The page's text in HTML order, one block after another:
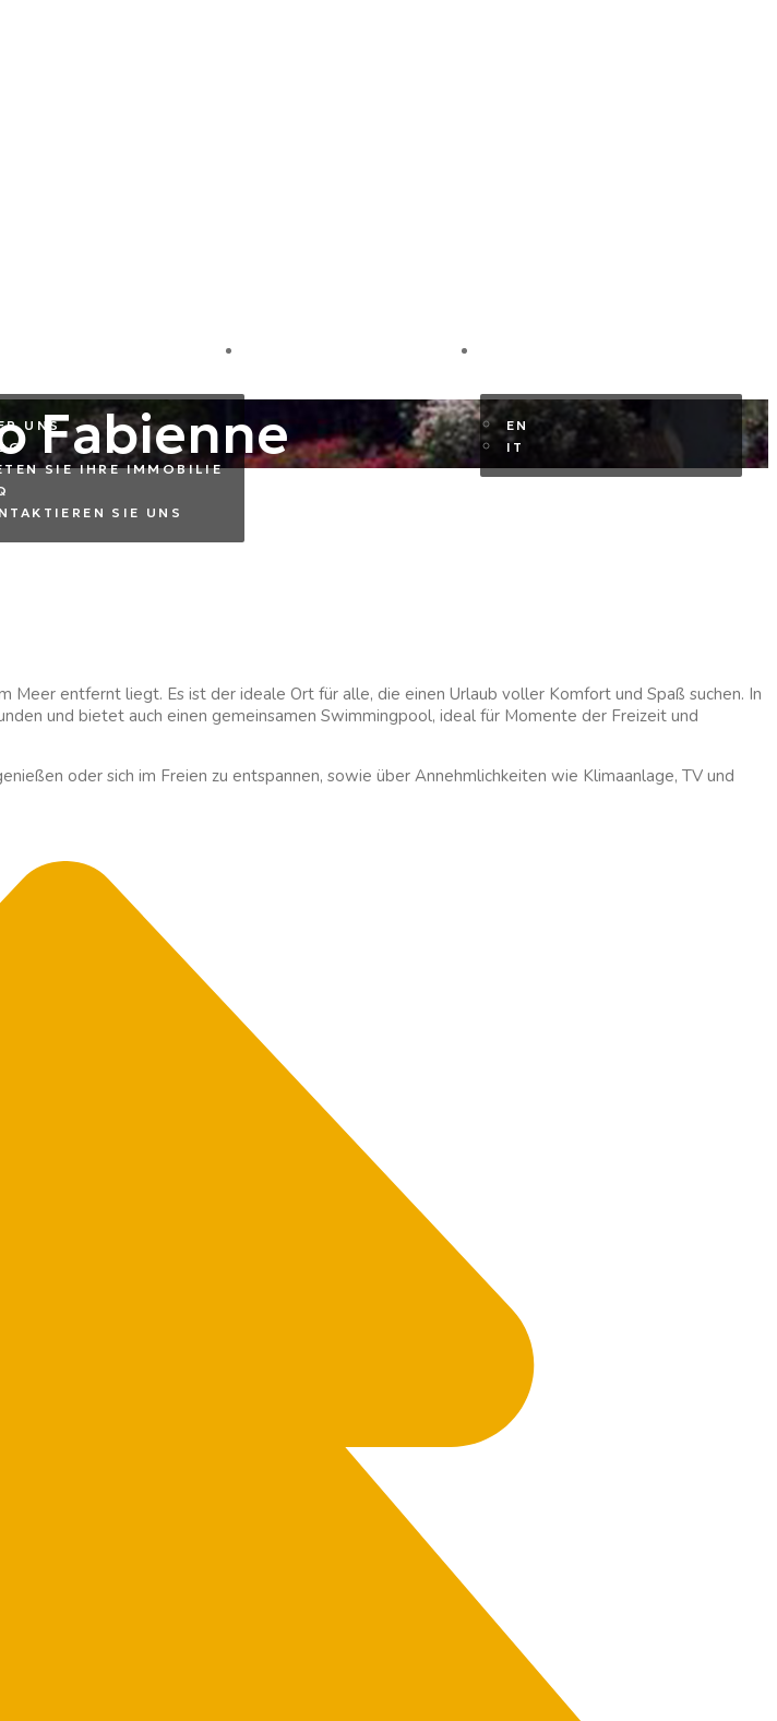
UNS
SIE IHRE IMMOBILIE
SIE UNS
EN
IT
Fabienne
entfernt liegt. Es ist der ideale Ort für alle, die einen Urlaub voller Komfort und Spaß suchen. In
und bietet auch einen gemeinsamen Swimmingpool, ideal für Momente der Freizeit und
oder sich im Freien zu entspannen, sowie über Annehmlichkeiten wie Klimaanlage, TV und